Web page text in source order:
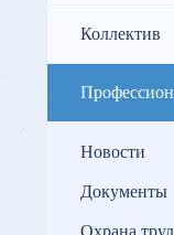
Коллектив
Новости
Документы